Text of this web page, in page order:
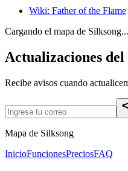
Wiki: Father of the Flame
Cargando el mapa de Silksong...
Actualizaciones
Recibe avisos cuando
Mapa de Silksong
InicioFuncionesPreciosFAQ